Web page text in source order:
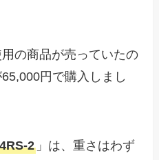
の商品が売っていたの
円で購入しまし
2 」は、重さはわず